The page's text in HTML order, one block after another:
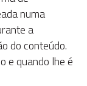
numa
a
do conteúdo.
e quando lhe é